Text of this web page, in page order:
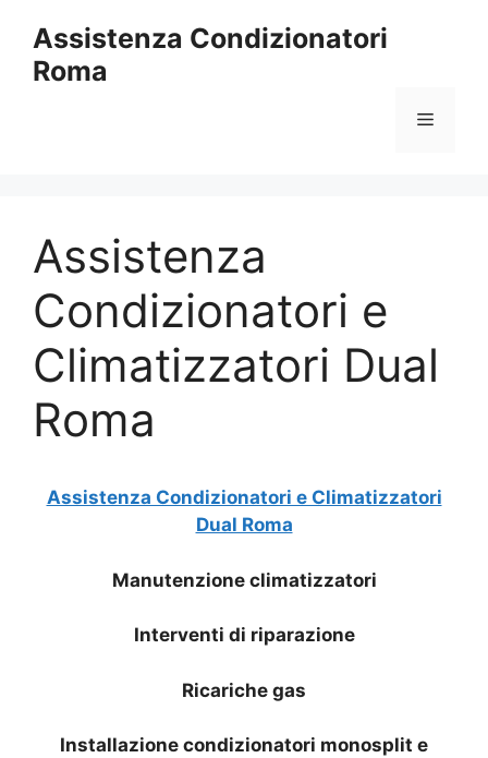
contenuto
Assistenza Condizionatori
Roma
Menu
Assistenza
Condizionatori e
Climatizzatori Dual
Roma
Assistenza Condizionatori e Climatizzatori
Dual Roma
Manutenzione climatizzatori
Interventi di riparazione
Ricariche gas
Installazione condizionatori monosplit e